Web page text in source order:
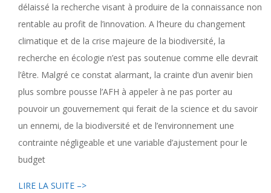
délaissé la recherche visant à produire de la connaissance non
rentable au profit de l’innovation. A l’heure du changement
climatique et de la crise majeure de la biodiversité, la
recherche en écologie n’est pas soutenue comme elle devrait
l’être. Malgré ce constat alarmant, la crainte d’un avenir bien
plus sombre pousse l’AFH à appeler à ne pas porter au
pouvoir un gouvernement qui ferait de la science et du savoir
un ennemi, de la biodiversité et de l’environnement une
contrainte négligeable et une variable d’ajustement pour le
budget
LIRE LA SUITE –>